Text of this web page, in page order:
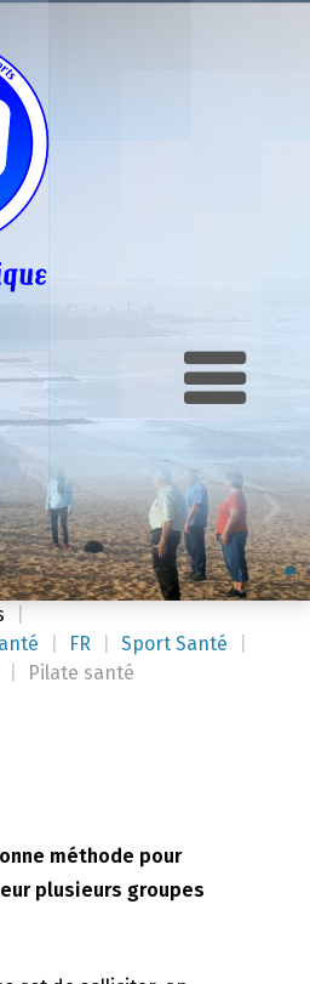
FR Sport Santé
Pilate santé
méthode pour
plusieurs groupes